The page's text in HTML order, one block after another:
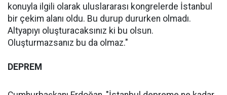
konuyla ilgili olarak uluslararası kongrelerde İstanbul
bir çekim alanı oldu. Bu durup dururken olmadı.
Altyapıyı oluşturacaksınız ki bu olsun.
Oluşturmazsanız bu da olmaz."
DEPREM